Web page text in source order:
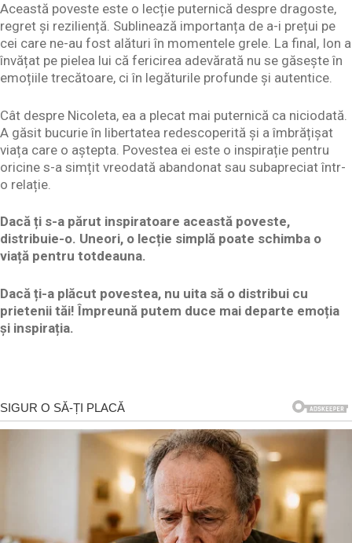
Această poveste este o lecție puternică despre dragoste,
regret și reziliență. Sublinează importanța de a-i prețui pe
cei care ne-au fost alături în momentele grele. La final, Ion a
învățat pe pielea lui că fericirea adevărată nu se găsește în
emoțiile trecătoare, ci în legăturile profunde și autentice.
Cât despre Nicoleta, ea a plecat mai puternică ca niciodată.
A găsit bucurie în libertatea redescoperită și a îmbrățișat
viața care o aștepta. Povestea ei este o inspirație pentru
oricine s-a simțit vreodată abandonat sau subapreciat într-
o relație.
Dacă ți s-a părut inspiratoare această poveste,
distribuie-o. Uneori, o lecție simplă poate schimba o
viață pentru totdeauna.
Dacă ți-a plăcut povestea, nu uita să o distribui cu
prietenii tăi! Împreună putem duce mai departe emoția
și inspirația.